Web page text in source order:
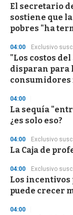
El secretario
sostiene que
pobres "ha
04:00 Exclusivo
"Los costos
disparan para
consumidores
04:00
La sequía
¿es solo eso?
04:00 Exclusivo
La Caja de
04:00 Exclusivo
Los incentivos
puede crecer
04:00